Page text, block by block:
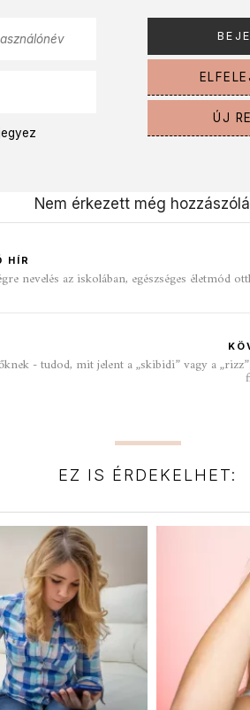
ÚJ
Nem érkezett még
HÍR
nevelés az iskolában, egészséges életmód
- tudod, mit jelent a „skibidi” vagy a
EZ IS ÉRDEKELHET: